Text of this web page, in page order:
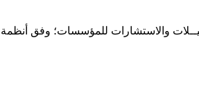
والاستشارات للمؤسسات؛ وفق